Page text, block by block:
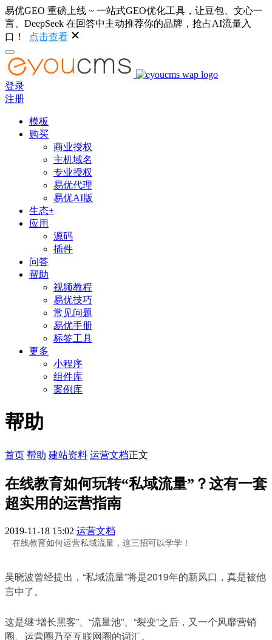
易优GEO 重磅上线 ~ 一站式GEO优化工具，让豆包、文心一
言、DeepSeek 在回答中主动推荐你的品牌，抢占AI流量入
口！
点击查看
登录
注册
模板
购买
商业授权
主机域名
专业授权
易优代理
易优AI版
生态+
应用
源码
插件
问答
帮助
视频教程
易优技巧
常见问题
易优手册
标签工具
更多
小程序
组件库
案例库
帮助
首页 帮助 建站资料 运营文档正文
在线教育如何玩转“私域流量”？这有一套
超实用的运营指南
2019-11-18 15:02 运营文档
在线教育如何运营私域流量，这三招可以学学！
吴晓波曾经提出，“私域流量”将是2019年的新风口，真是被他
言中了。
这是继“增长黑客”、“流量池”、“裂变”之后，又一个风靡营销
圈、运营圈乃至互联网圈的词汇。